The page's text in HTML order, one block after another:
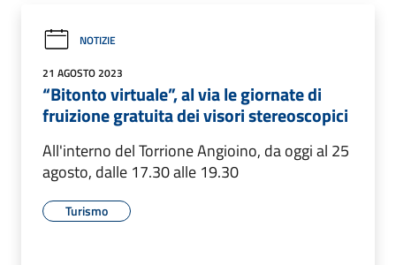
NOTIZIE
21 AGOSTO 2023
“Bitonto virtuale”, al via le giornate di
fruizione gratuita dei visori stereoscopici
All'interno del Torrione Angioino, da oggi al 25
agosto, dalle 17.30 alle 19.30
Turismo